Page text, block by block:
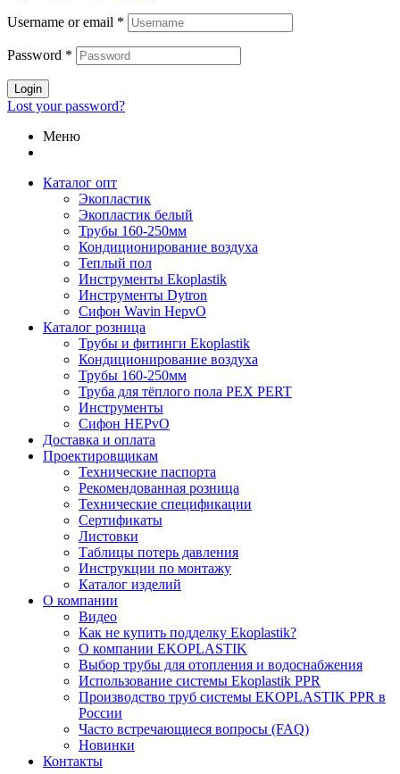
Username or email *
Password *
Login
Lost your password?
Меню
Каталог опт
Экопластик
Экопластик белый
Трубы 160-250мм
Кондиционирование воздуха
Теплый пол
Инструменты Ekoplastik
Инструменты Dytron
Сифон Wavin HepvO
Каталог розница
Трубы и фитинги Ekoplastik
Кондиционирование воздуха
Трубы 160-250мм
Труба для тёплого пола PEX PERT
Инструменты
Сифон HEPvO
Доставка и оплата
Проектировщикам
Технические паспорта
Рекомендованная розница
Технические спецификации
Сертификаты
Листовки
Таблицы потерь давления
Инструкции по монтажу
Каталог изделий
О компании
Видео
Как не купить подделку Ekoplastik?
О компании EKOPLASTIK
Выбор трубы для отопления и водоснабжения
Использование системы Ekoplastik PPR
Производство труб системы EKOPLASTIK PPR в
России
Часто встречающиеся вопросы (FAQ)
Новинки
Контакты